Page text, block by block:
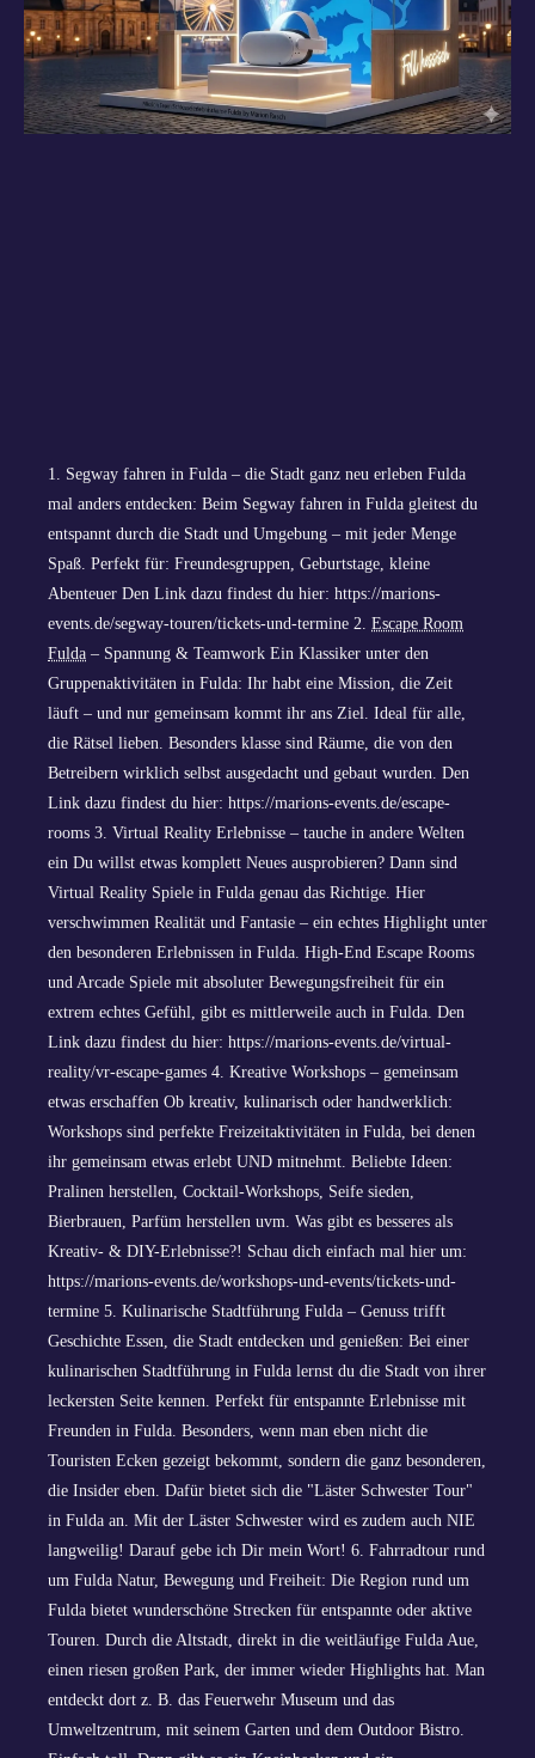
1. Segway fahren in Fulda – die Stadt ganz neu erleben Fulda
mal anders entdecken: Beim Segway fahren in Fulda gleitest du
entspannt durch die Stadt und Umgebung – mit jeder Menge
Spaß. Perfekt für: Freundesgruppen, Geburtstage, kleine
Abenteuer Den Link dazu findest du hier: https://marions-
events.de/segway-touren/tickets-und-termine 2. Escape Room
Fulda – Spannung & Teamwork Ein Klassiker unter den
Gruppenaktivitäten in Fulda: Ihr habt eine Mission, die Zeit
läuft – und nur gemeinsam kommt ihr ans Ziel. Ideal für alle,
die Rätsel lieben. Besonders klasse sind Räume, die von den
Betreibern wirklich selbst ausgedacht und gebaut wurden. Den
Link dazu findest du hier: https://marions-events.de/escape-
rooms 3. Virtual Reality Erlebnisse – tauche in andere Welten
ein Du willst etwas komplett Neues ausprobieren? Dann sind
Virtual Reality Spiele in Fulda genau das Richtige. Hier
verschwimmen Realität und Fantasie – ein echtes Highlight unter
den besonderen Erlebnissen in Fulda. High-End Escape Rooms
und Arcade Spiele mit absoluter Bewegungsfreiheit für ein
extrem echtes Gefühl, gibt es mittlerweile auch in Fulda. Den
Link dazu findest du hier: https://marions-events.de/virtual-
reality/vr-escape-games 4. Kreative Workshops – gemeinsam
etwas erschaffen Ob kreativ, kulinarisch oder handwerklich:
Workshops sind perfekte Freizeitaktivitäten in Fulda, bei denen
ihr gemeinsam etwas erlebt UND mitnehmt. Beliebte Ideen:
Pralinen herstellen, Cocktail-Workshops, Seife sieden,
Bierbrauen, Parfüm herstellen uvm. Was gibt es besseres als
Kreativ- & DIY-Erlebnisse?! Schau dich einfach mal hier um:
https://marions-events.de/workshops-und-events/tickets-und-
termine 5. Kulinarische Stadtführung Fulda – Genuss trifft
Geschichte Essen, die Stadt entdecken und genießen: Bei einer
kulinarischen Stadtführung in Fulda lernst du die Stadt von ihrer
leckersten Seite kennen. Perfekt für entspannte Erlebnisse mit
Freunden in Fulda. Besonders, wenn man eben nicht die
Touristen Ecken gezeigt bekommt, sondern die ganz besonderen,
die Insider eben. Dafür bietet sich die "Läster Schwester Tour"
in Fulda an. Mit der Läster Schwester wird es zudem auch NIE
langweilig! Darauf gebe ich Dir mein Wort! 6. Fahrradtour rund
um Fulda Natur, Bewegung und Freiheit: Die Region rund um
Fulda bietet wunderschöne Strecken für entspannte oder aktive
Touren. Durch die Altstadt, direkt in die weitläufige Fulda Aue,
einen riesen großen Park, der immer wieder Highlights hat. Man
entdeckt dort z. B. das Feuerwehr Museum und das
Umweltzentrum, mit seinem Garten und dem Outdoor Bistro.